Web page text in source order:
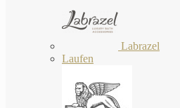
Labrazel
Laufen